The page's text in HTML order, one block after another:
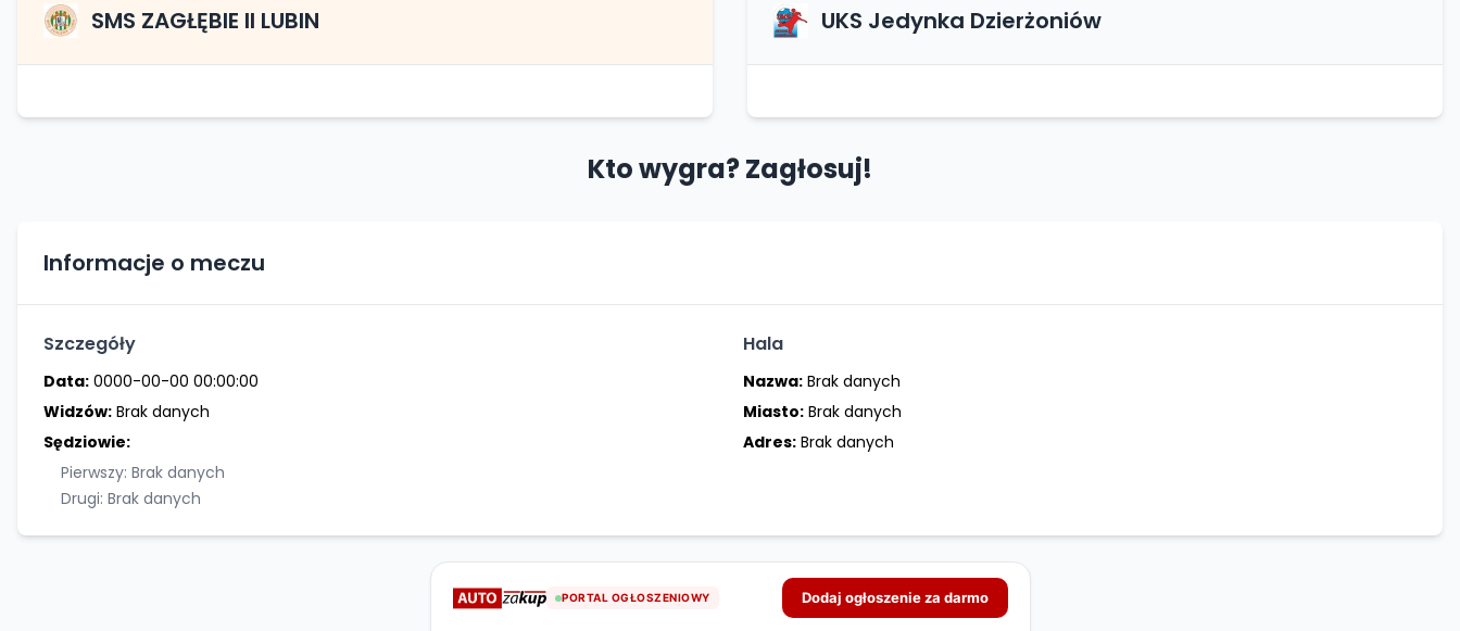
SMS ZAGŁĘBIE II LUBIN UKS Jedynka Dzierżoniów
Kto wygra? Zagłosuj!
Informacje o meczu
Szczegóły
Data: 0000-00-00 00:00:00
Widzów: Brak danych
Sędziowie:
Pierwszy: Brak danych
Drugi: Brak danych
Hala
Nazwa: Brak danych
Miasto: Brak danych
Adres: Brak danych